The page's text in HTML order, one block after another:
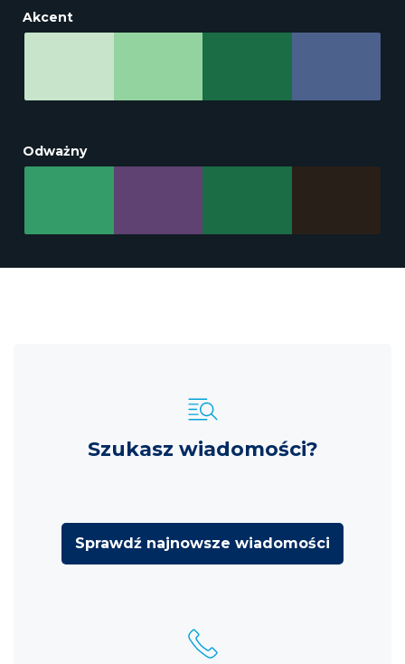
Akcent
Odważny
Szukasz wiadomości?
Sprawdź najnowsze wiadomości